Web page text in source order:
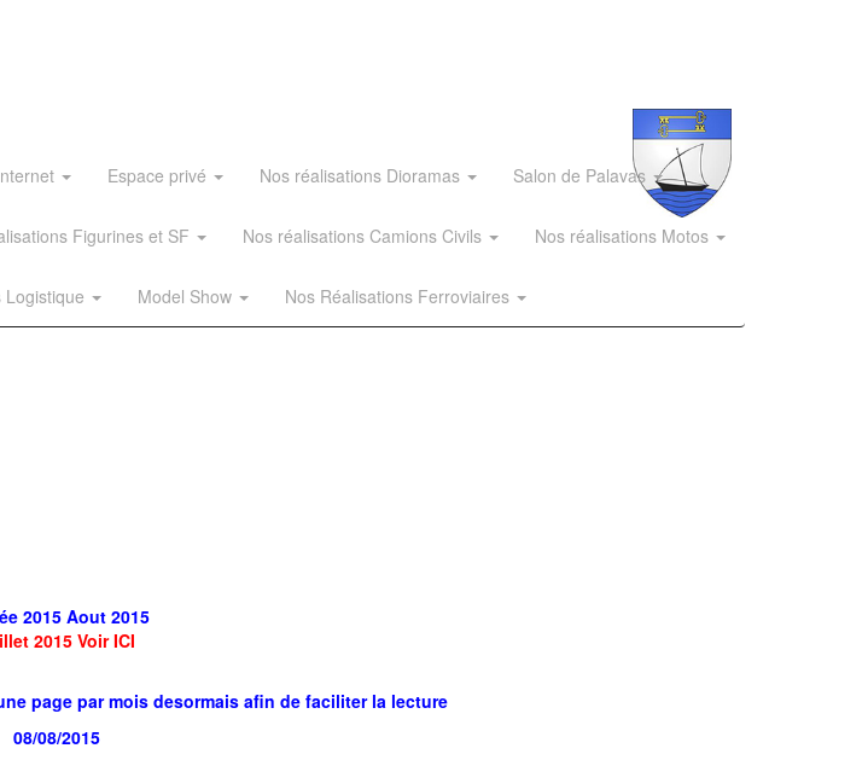
Espace privé Nos réalisations Dioramas Salon de Palavas
Figurines et SF Nos réalisations Camions Civils Nos réalisations Motos
Logistique Model Show Nos Réalisations Ferroviaires
2015 Aout 2015
2015 Voir ICI
page par mois desormais afin de faciliter la lecture
08/08/2015